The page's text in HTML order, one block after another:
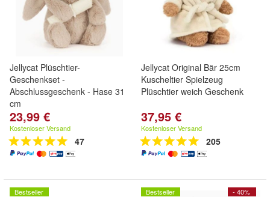
Jellycat Plüschtier-
Geschenkset -
Abschlussgeschenk - Hase 31
cm
23,99 €
Kostenloser Versand
47
Jellycat Original Bär 25cm
Kuscheltier Spielzeug
Plüschtier weich Geschenk
37,95 €
Kostenloser Versand
205
Bestseller - 40%
Bestseller